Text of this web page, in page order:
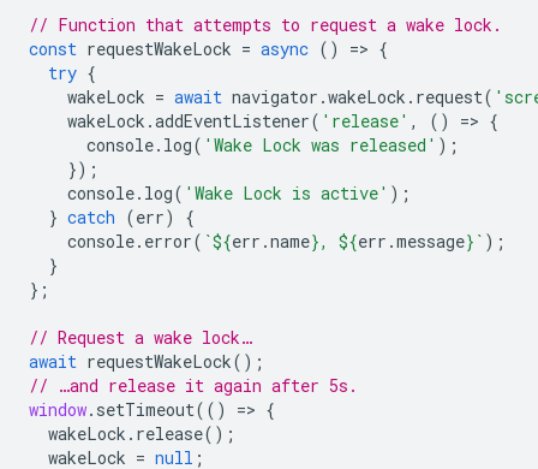
// Function that attempts to request a wake lock.
const requestWakeLock = async () => {
try {
wakeLock = await navigator .wakeLock . request(
wakeLock .addEventListener( 'release' , () => {
console. log( 'Wake Lock was released' );
});
console. log( 'Wake Lock is active' );
} catch (err)
{
console. error( `${err .name}, ${err .message} ` );
}
};
// Request a wake lock…
await requestWakeLock();
// …and release it again after 5s.
window. setTimeout(() => {
wakeLock . release();
wakeLock = null ;